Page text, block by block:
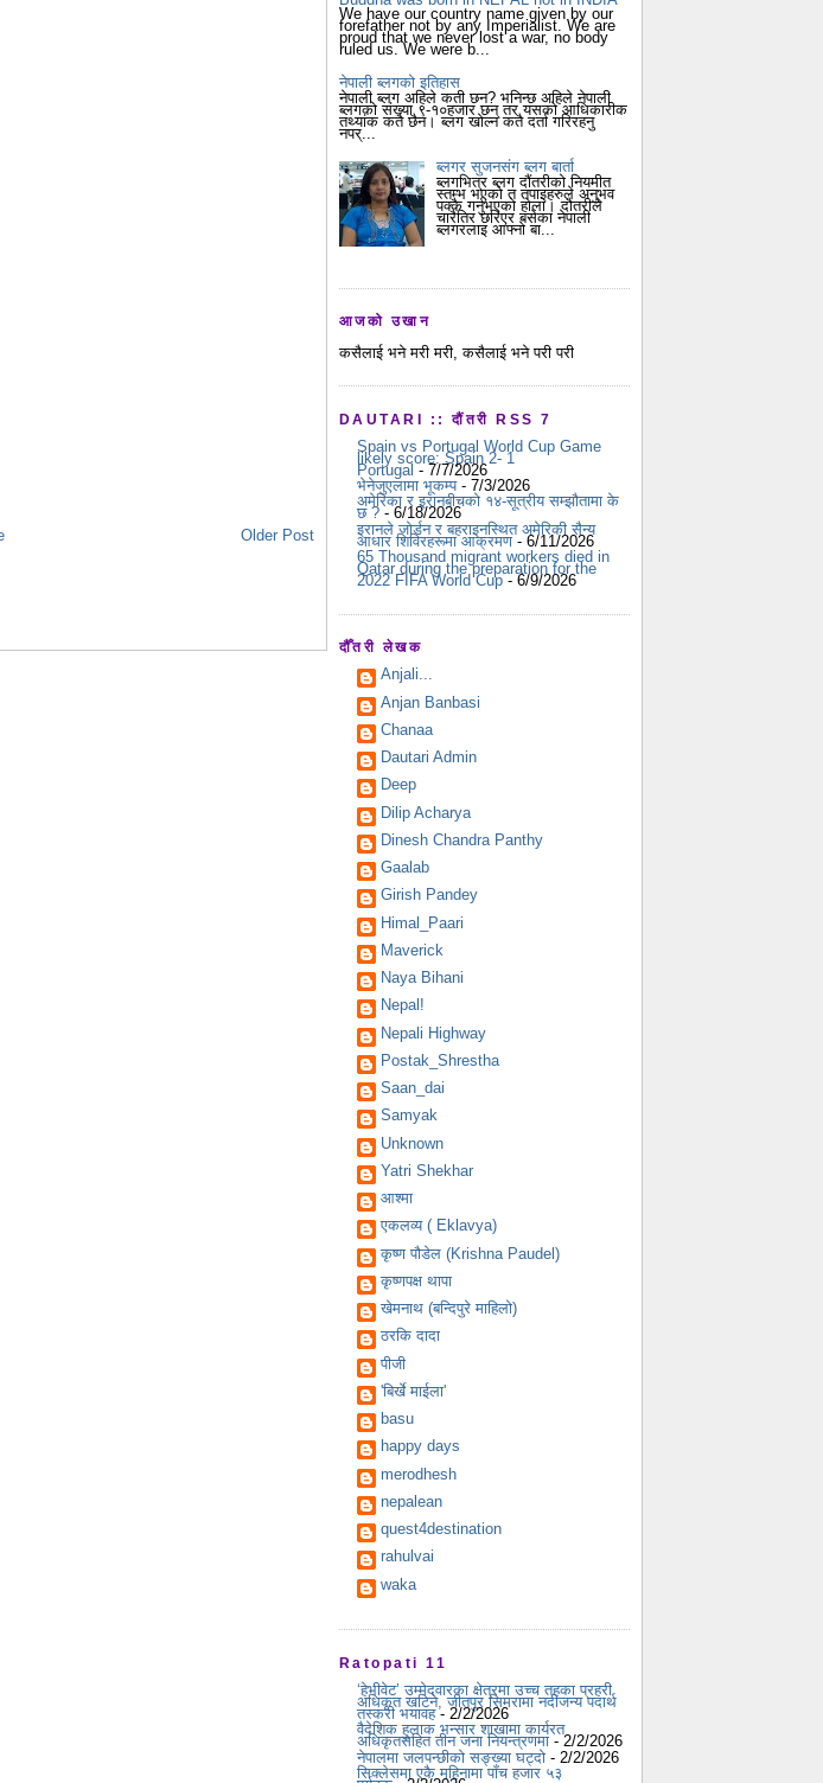
Older Post
We have our country name given by our
forefather not by any Imperialist. We are
proud that we never lost a war, no body
ruled us. We were b...
नेपाली ब्लगको इतिहास
नेपाली ब्लग अहिले कती छन? भनिन्छ अहिले नेपाली
ब्लगको संख्या ९-१०हजार छन् तर यसको आधिकारीक
तथ्यांक कतै छैन। ब्लग खोल्न कतै दर्ता गरिरहनु
नपर्...
ब्लगर सुजनसंग ब्लग बार्ता
ब्लगभित्र ब्लग दौंतरीको नियमीत
स्तम्भ भएको त तपाइहरुले अनुभव
पक्कै गर्नुभएको होला। दौतरीले
चारैतिर छरिएर बसेका नेपाली
ब्लगरलाइ आफ्नो बा...
आजको उखान
कसैलाई भने मरी मरी, कसैलाई भने परी परी
DAUTARI :: दौंतरी RSS 7
Spain vs Portugal World Cup Game
likely score: Spain 2- 1
Portugal - 7/7/2026
भेनेजुएलामा भूकम्प- 7/3/2026
अमेरिका र इरानबीचको १४-सूत्रीय सम्झौतामा के
छ ? - 6/18/2026
इरानले जोर्डन र बहराइनस्थित अमेरिकी सैन्य
आधार शिविरहरूमा आक्रमण- 6/11/2026
65 Thousand migrant workers died in
Qatar during the preparation for the
2022 FIFA World Cup - 6/9/2026
दौँतरी लेखक
Anjali...
Anjan Banbasi
Chanaa
Dautari Admin
Deep
Dilip Acharya
Dinesh Chandra Panthy
Gaalab
Girish Pandey
Himal_Paari
Maverick
Naya Bihani
Nepal!
Nepali Highway
Postak_Shrestha
Saan_dai
Samyak
Unknown
Yatri Shekhar
आश्मा
एकलव्य ( Eklavya)
कृष्ण पौडेल (Krishna Paudel)
कृष्णपक्ष थापा
खेमनाथ (बन्दिपुरे माहिलो)
ठरकि दादा
पीजी
'बिर्खे माईला'
basu
happy days
merodhesh
nepalean
quest4destination
rahulvai
waka
Ratopati 11
‘हेभीवेट’ उम्मेदवारका क्षेत्रमा उच्च तहका प्रहरी
अधिकृत खटिने, जीतपुर सिमरामा नदीजन्य पदार्थ
तस्करी भयावह- 2/2/2026
वैदेशिक हुलाक भन्सार शाखामा कार्यरत
अधिकृतसहित तीन जना नियन्त्रणमा - 2/2/2026
नेपालमा जलपन्छीको सङ्ख्या घट्दो - 2/2/2026
सिक्लेसमा एकै महिनामा पाँच हजार ५३